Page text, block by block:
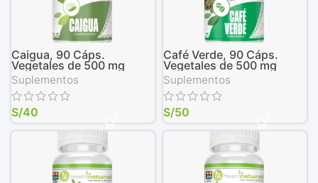
Caigua, 90 Cáps.
Vegetales de 500 mg
Suplementos
S/40
Café Verde, 90 Cáps.
Vegetales de 500 mg
Suplementos
S/50